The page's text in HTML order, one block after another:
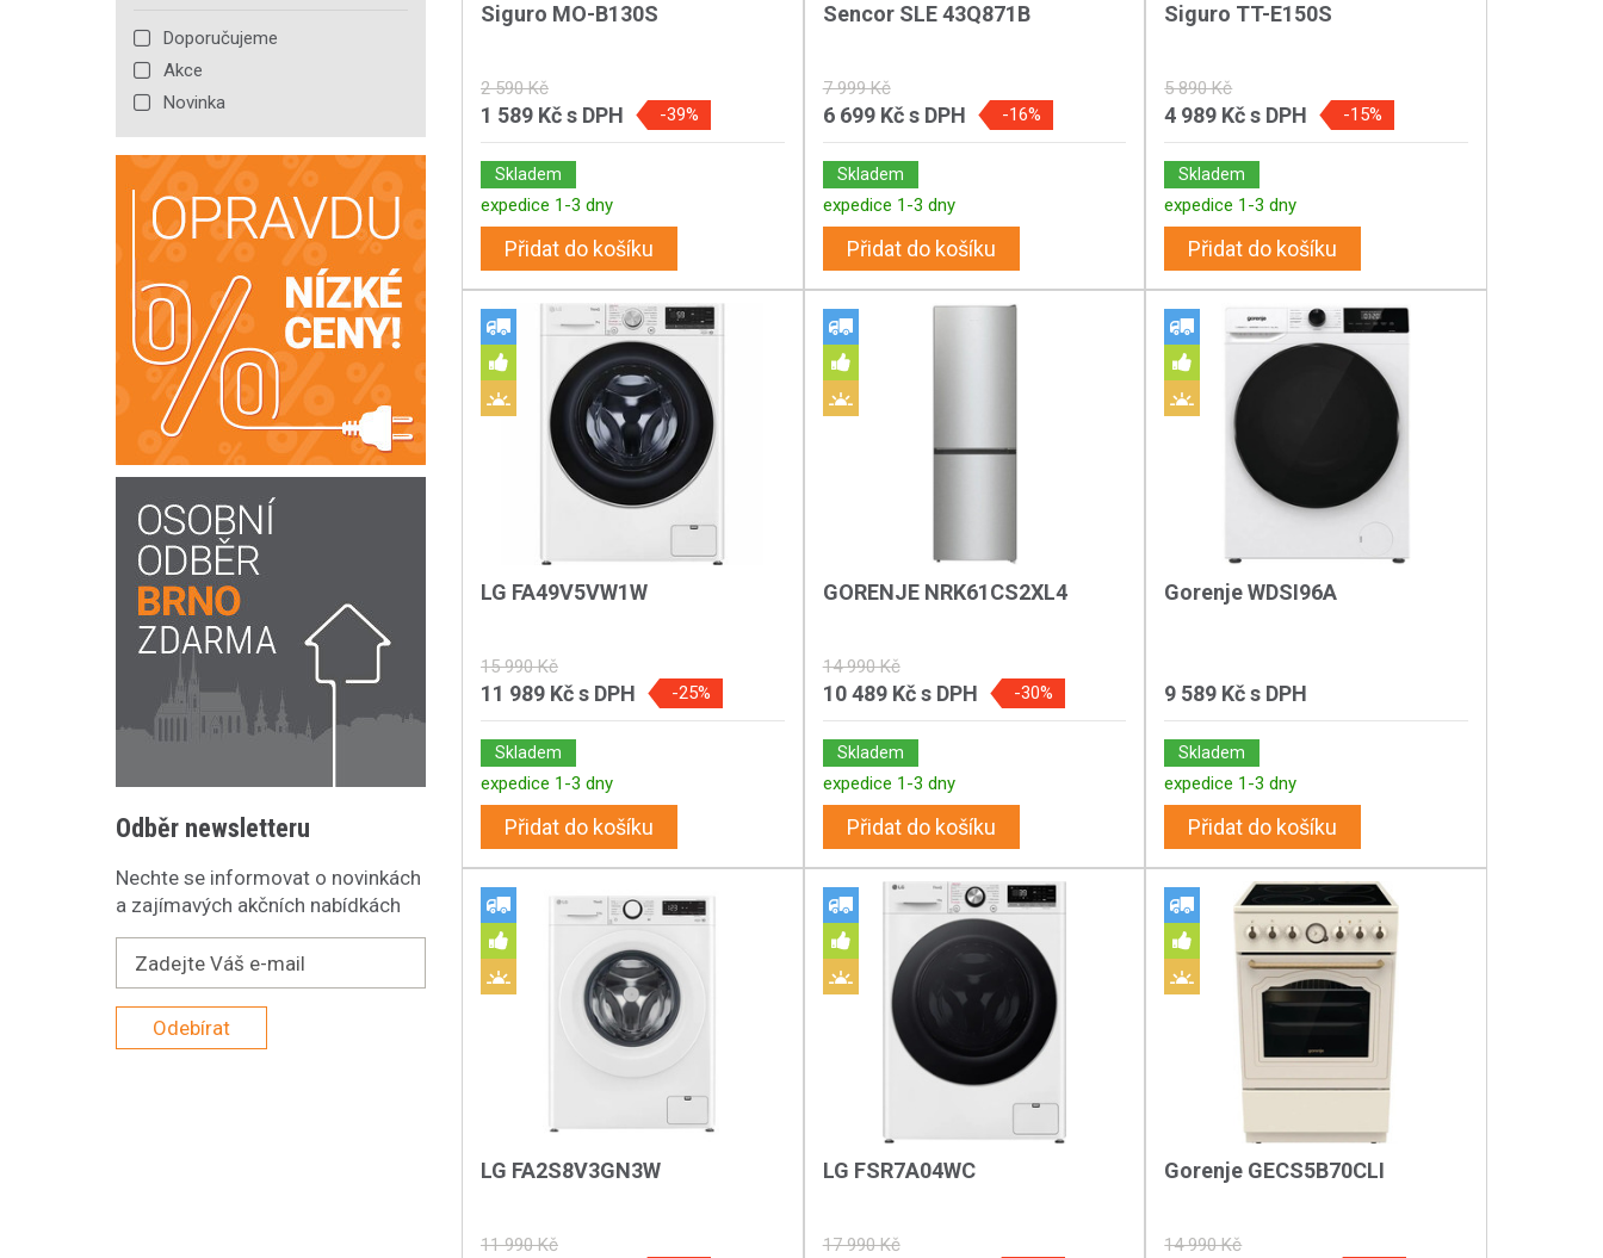
Doporučujeme
Akce
Novinka
Odběr newsletteru
Nechte se informovat o novinkách
a zajímavých akčních nabídkách
Odebírat
Siguro MO-B130S
2 590 Kč
1 589 Kčs DPH -39%
Skladem
expedice 1-3 dny
Přidat do košíku
Sencor SLE 43Q871B
7 999 Kč
6 699 Kčs DPH -16%
Skladem
expedice 1-3 dny
Přidat do košíku
Siguro TT-E150S
5 890 Kč
4 989 Kčs DPH -15%
Skladem
expedice 1-3 dny
Přidat do košíku
LG FA49V5VW1W
15 990 Kč
11 989 Kčs DPH -25%
Skladem
expedice 1-3 dny
Přidat do košíku
GORENJE NRK61CS2XL4
14 990 Kč
10 489 Kčs DPH -30%
Skladem
expedice 1-3 dny
Přidat do košíku
Gorenje WDSI96A
9 589 Kčs DPH
Skladem
expedice 1-3 dny
Přidat do košíku
LG FA2S8V3GN3W
11 990 Kč
LG FSR7A04WC
17 990 Kč
Gorenje GECS5B70CLI
14 990 Kč